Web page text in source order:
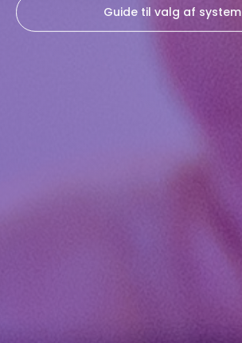
Guide til valg af system